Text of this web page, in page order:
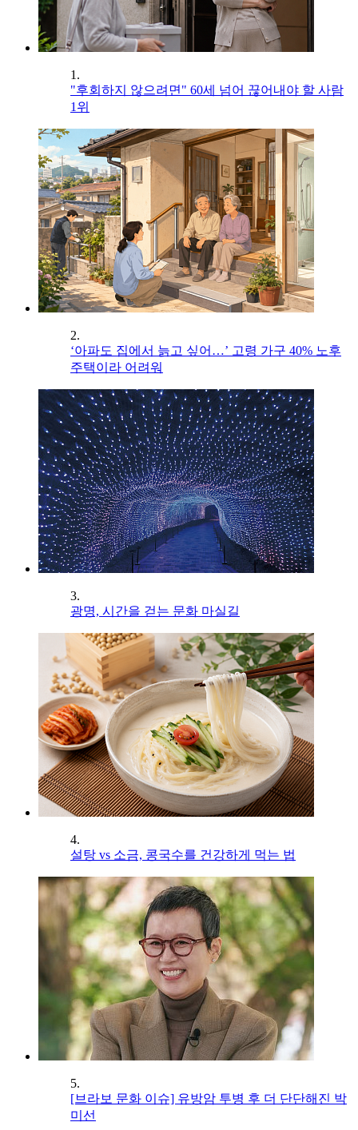
1.
"후회하지 않으려면" 60세 넘어 끊어내야 할 사람
1위
2.
‘아파도 집에서 늙고 싶어…’ 고령 가구 40% 노후
주택이라 어려워
3.
광명, 시간을 걷는 문화 마실길
4.
설탕 vs 소금, 콩국수를 건강하게 먹는 법
5.
[브라보 문화 이슈] 유방암 투병 후 더 단단해진 박
미선